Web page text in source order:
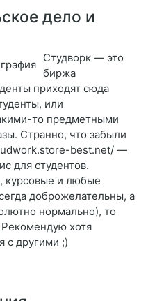
дело и
Студворк — это
биржа
приходят сюда
или
то предметными
Странно, что забыли
best.net/ —
для студентов.
курсовые и любые
доброжелательны, а
нормально), то
хотя
с другими ;)